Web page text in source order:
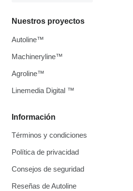
Información
Términos y condiciones
Política de privacidad
Consejos de seguridad
Reseñas de Autoline
Nuestros proyectos
Autoline™
Machineryline™
Agroline™
Linemedia Digital ™